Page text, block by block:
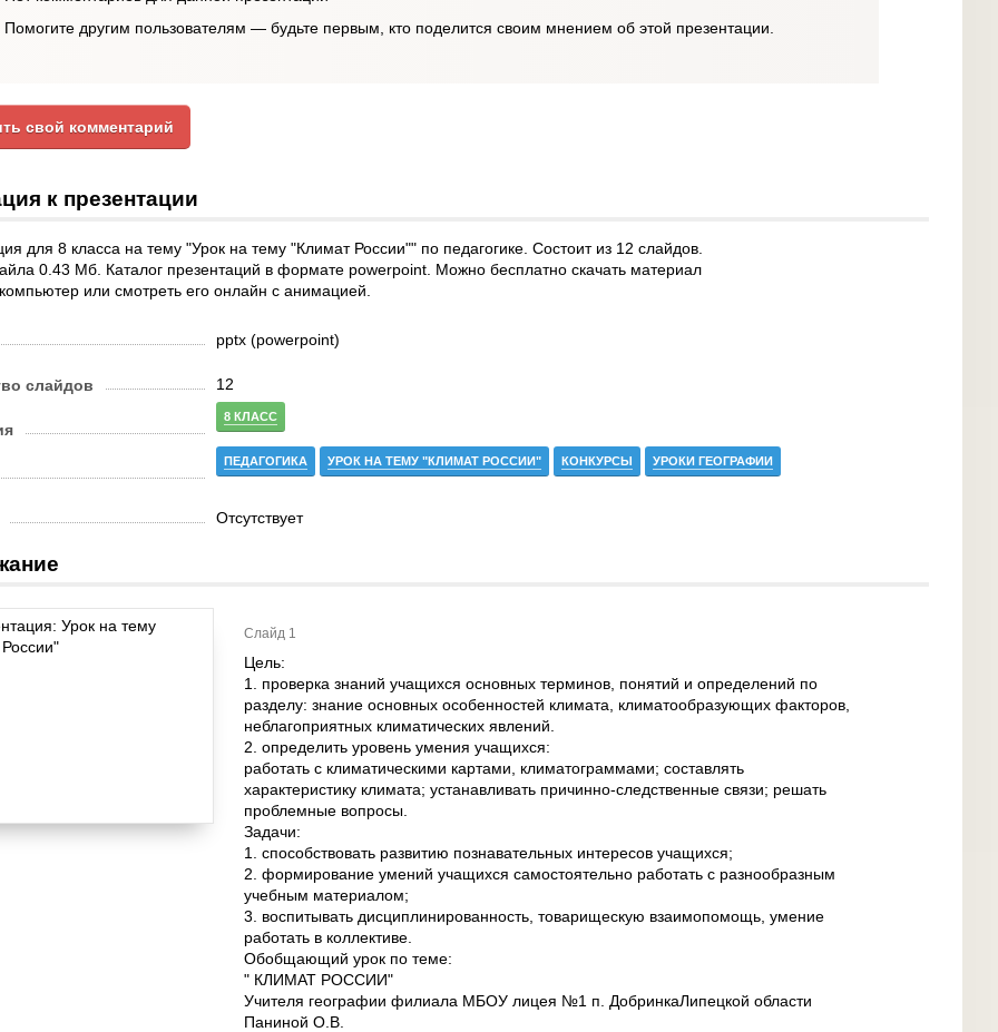
Помогите другим пользователям — будьте первым, кто поделится своим мнением об этой презентации.
свой комментарий
к презентации
для 8 класса на тему "Урок на тему "Климат России"" по педагогике. Состоит из 12 слайдов.
0.43 Мб. Каталог презентаций в формате powerpoint. Можно бесплатно скачать материал
или смотреть его онлайн с анимацией.
pptx (powerpoint)
слайдов 12
8 КЛАСС
ПЕДАГОГИКА УРОК НА ТЕМУ "КЛИМАТ РОССИИ" КОНКУРСЫ УРОКИ ГЕОГРАФИИ
Отсутствует
Слайд 1
Цель:
1. проверка знаний учащихся основных терминов, понятий и определений по
разделу: знание основных особенностей климата, климатообразующих факторов,
неблагоприятных климатических явлений.
2. определить уровень умения учащихся:
работать с климатическими картами, климатограммами; составлять
характеристику климата; устанавливать причинно-следственные связи; решать
проблемные вопросы.
Задачи:
1. способствовать развитию познавательных интересов учащихся;
2. формирование умений учащихся самостоятельно работать с разнообразным
учебным материалом;
3. воспитывать дисциплинированность, товарищескую взаимопомощь, умение
работать в коллективе.
Обобщающий урок по теме:
" КЛИМАТ РОССИИ"
Учителя географии филиала МБОУ лицея №1 п. ДобринкаЛипецкой области
Паниной О.В.